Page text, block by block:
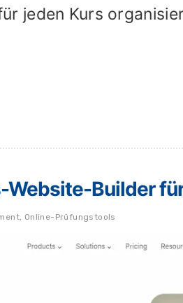
jeden Kurs
Website-Builder
Online-Prüfungstools